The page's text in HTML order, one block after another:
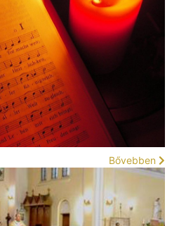
Bővebben